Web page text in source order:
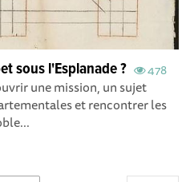
478
sous l'Esplanade ?
une mission, un sujet
et rencontrer les